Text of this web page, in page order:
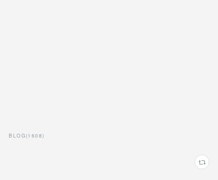
BLOG (1608)